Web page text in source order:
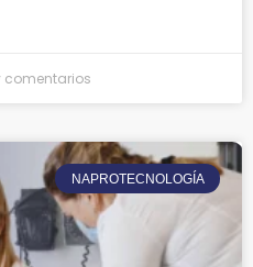
comentarios
NAPROTECNOLOGÍA